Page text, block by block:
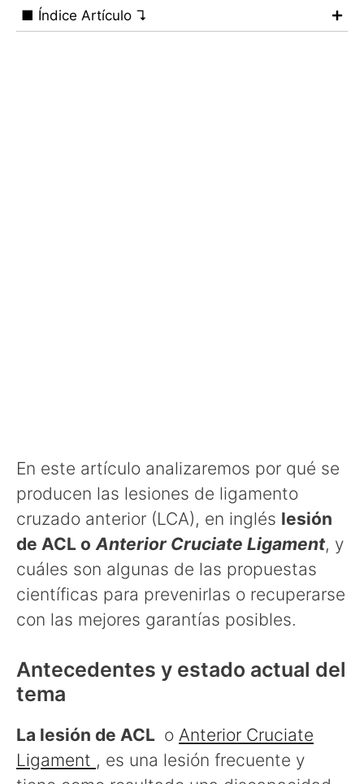
■ Índice Artículo ↴
En este artículo analizaremos por qué se
producen las lesiones de ligamento
cruzado anterior (LCA), en inglés lesión
de ACL o Anterior Cruciate Ligament, y
cuáles son algunas de las propuestas
científicas para prevenirlas o recuperarse
con las mejores garantías posibles.
Antecedentes y estado actual del
tema
La lesión de ACL o Anterior Cruciate
Ligament , es una lesión frecuente y